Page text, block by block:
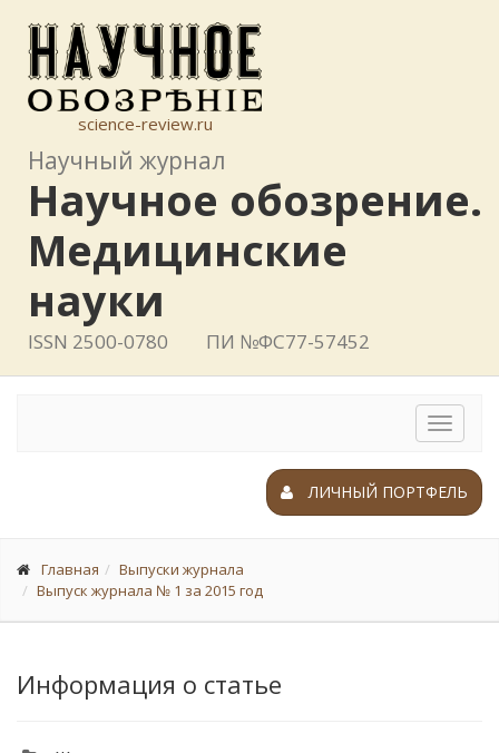
science-review.ru
Научный журнал
Научное обозрение.
Медицинские
науки
ISSN 2500-0780 ПИ №ФС77-57452
Toggle
ЛИЧНЫЙ ПОРТФЕЛЬ
Главная
Выпуски журнала
Выпуск журнала № 1 за 2015 год
Информация о статье